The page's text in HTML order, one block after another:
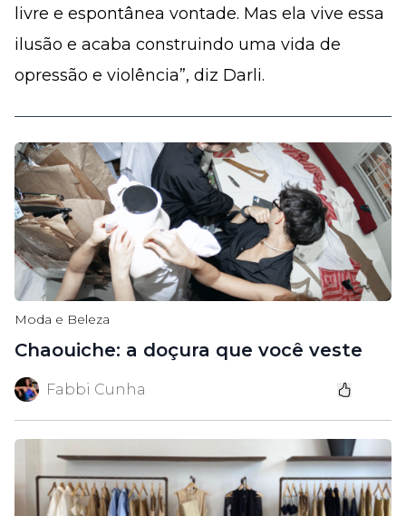
livre e espontânea vontade. Mas ela vive essa
ilusão e acaba construindo uma vida de
opressão e violência”, diz Darli.
Moda e Beleza
Chaouiche: a doçura que você veste
Fabbi Cunha